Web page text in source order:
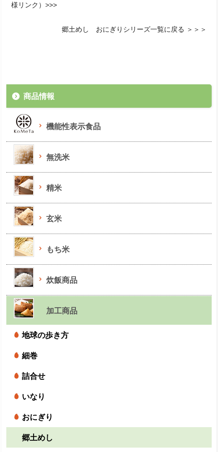
様リンク）>>>
郷土めし おにぎりシリーズ一覧に戻る ＞＞＞
商品情報
機能性表示食品
無洗米
精米
玄米
もち米
炊飯商品
加工商品
地球の歩き方
細巻
詰合せ
いなり
おにぎり
郷土めし